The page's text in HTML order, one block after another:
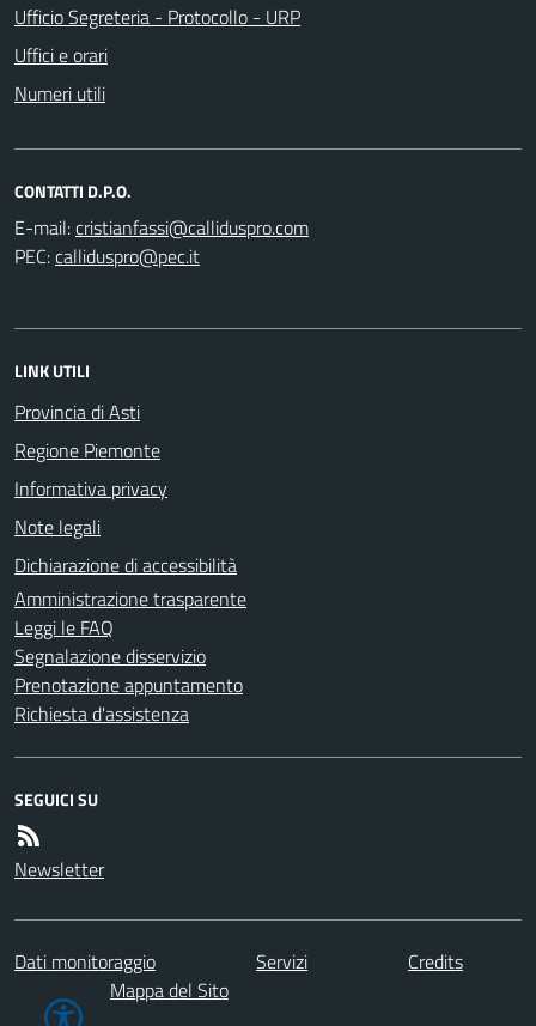
Ufficio Segreteria - Protocollo - URP
Uffici e orari
Numeri utili
CONTATTI D.P.O.
E-mail:
PEC:
LINK UTILI
Provincia di Asti
Regione Piemonte
Informativa privacy
Note legali
Dichiarazione di accessibilità
Amministrazione trasparente
Leggi le FAQ
Segnalazione disservizio
Prenotazione appuntamento
Richiesta d'assistenza
SEGUICI SU
Newsletter
Dati monitoraggio Servizi
Credits
Mappa del Sito